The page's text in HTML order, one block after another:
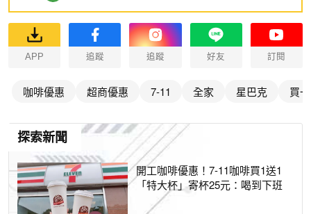
APP 追蹤 追蹤 好友 訂閱
咖啡優惠 超商優惠 7-11 全家 星巴克 買
探索新聞
開工咖啡優惠！7-11咖啡買1送1
「特大杯」寄杯25元：喝到下班